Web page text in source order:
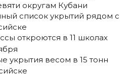
округам Кубани
список укрытий рядом с
откроются в 11 школах
укрытия весом в 15 тонн